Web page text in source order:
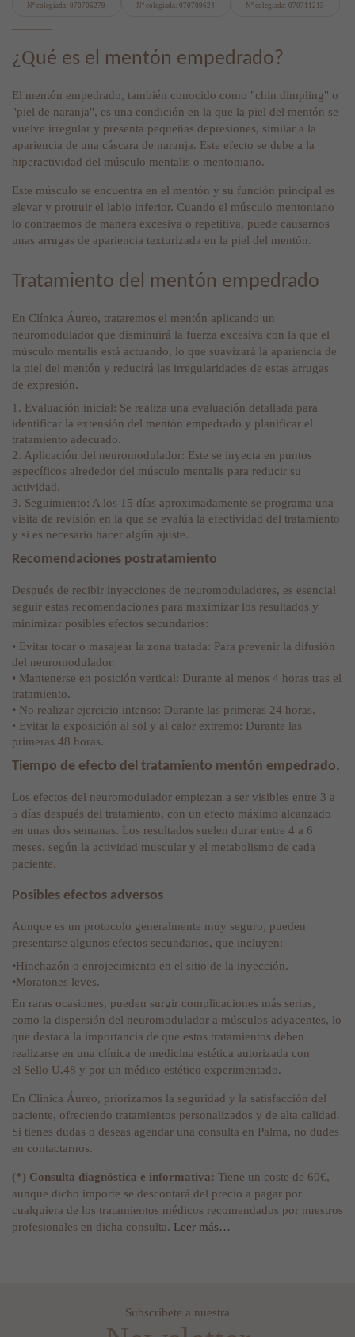
Nº colegiada: 070706279 Nº colegiada: 070709624 Nº colegiada: 070711213
¿Qué es el mentón empedrado?
El mentón empedrado, también conocido como "chin dimpling" o
"piel de naranja", es una condición en la que la piel del mentón se
vuelve irregular y presenta pequeñas depresiones, similar a la
apariencia de una cáscara de naranja. Este efecto se debe a la
hiperactividad del músculo mentalis o mentoniano.
Este músculo se encuentra en el mentón y su función principal es
elevar y protruir el labio inferior. Cuando el músculo mentoniano
lo contraemos de manera excesiva o repetitiva, puede causarnos
unas arrugas de apariencia texturizada en la piel del mentón.
Tratamiento del mentón empedrado
En Clínica Áureo, trataremos el mentón aplicando un
neuromodulador que disminuirá la fuerza excesiva con la que el
músculo mentalis está actuando, lo que suavizará la apariencia de
la piel del mentón y reducirá las irregularidades de estas arrugas
de expresión.
1. Evaluación inicial: Se realiza una evaluación detallada para
identificar la extensión del mentón empedrado y planificar el
tratamiento adecuado.
2. Aplicación del neuromodulador: Este se inyecta en puntos
específicos alrededor del músculo mentalis para reducir su
actividad.
3. Seguimiento: A los 15 días aproximadamente se programa una
visita de revisión en la que se evalúa la efectividad del tratamiento
y si es necesario hacer algún ajuste.
Recomendaciones postratamiento
Después de recibir inyecciones de neuromoduladores, es esencial
seguir estas recomendaciones para maximizar los resultados y
minimizar posibles efectos secundarios:
• Evitar tocar o masajear la zona tratada: Para prevenir la difusión
del neuromodulador.
• Mantenerse en posición vertical: Durante al menos 4 horas tras el
tratamiento.
• No realizar ejercicio intenso: Durante las primeras 24 horas.
• Evitar la exposición al sol y al calor extremo: Durante las
primeras 48 horas.
Tiempo de efecto del tratamiento mentón empedrado.
Los efectos del neuromodulador empiezan a ser visibles entre 3 a
5 días después del tratamiento, con un efecto máximo alcanzado
en unas dos semanas. Los resultados suelen durar entre 4 a 6
meses, según la actividad muscular y el metabolismo de cada
paciente.
Posibles efectos adversos
Aunque es un protocolo generalmente muy seguro, pueden
presentarse algunos efectos secundarios, que incluyen:
•Hinchazón o enrojecimiento en el sitio de la inyección.
•Moratones leves.
En raras ocasiones, pueden surgir complicaciones más serias,
como la dispersión del neuromodulador a músculos adyacentes, lo
que destaca la importancia de que estos tratamientos deben
realizarse en una clínica de medicina estética autorizada con
el Sello U.48 y por un médico estético experimentado.
En Clínica Áureo, priorizamos la seguridad y la satisfacción del
paciente, ofreciendo tratamientos personalizados y de alta calidad.
Si tienes dudas o deseas agendar una consulta en Palma, no dudes
en contactarnos.
(*) Consulta diagnóstica e informativa: Tiene un coste de 60€,
aunque dicho importe se descontará del precio a pagar por
cualquiera de los tratamientos médicos recomendados por nuestros
profesionales en dicha consulta. Leer más…
Subscríbete a nuestra